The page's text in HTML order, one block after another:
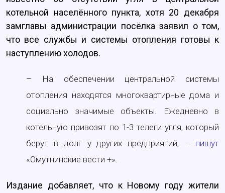
котельной населённого пункта, хотя 20 декабря
замглавы администрации посёлка заявил о том,
что все службы и системы отопления готовы к
наступлению холодов.
– На обеспечении центральной системы
отопления находятся многоквартирные дома и
социально значимые объекты. Ежедневно в
котельную привозят по 1-3 телеги угля, который
берут в долг у других предприятий, – пишут
«Омутнинские вести +».
Издание добавляет, что к Новому году жители